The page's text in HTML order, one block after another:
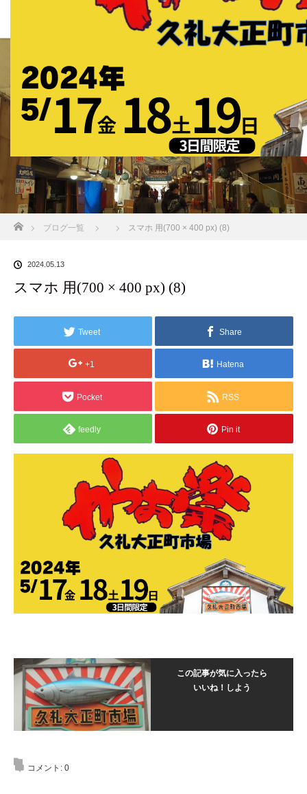
BLOG
ブログ一覧 スマホ 用(700 × 400 px) (8)
2024.05.13
スマホ 用(700 × 400 px) (8)
Tweet Share
+1 Hatena
Pocket RSS
feedly Pin it
この記事が気に入ったら
いいね！しよう
コメント: 0